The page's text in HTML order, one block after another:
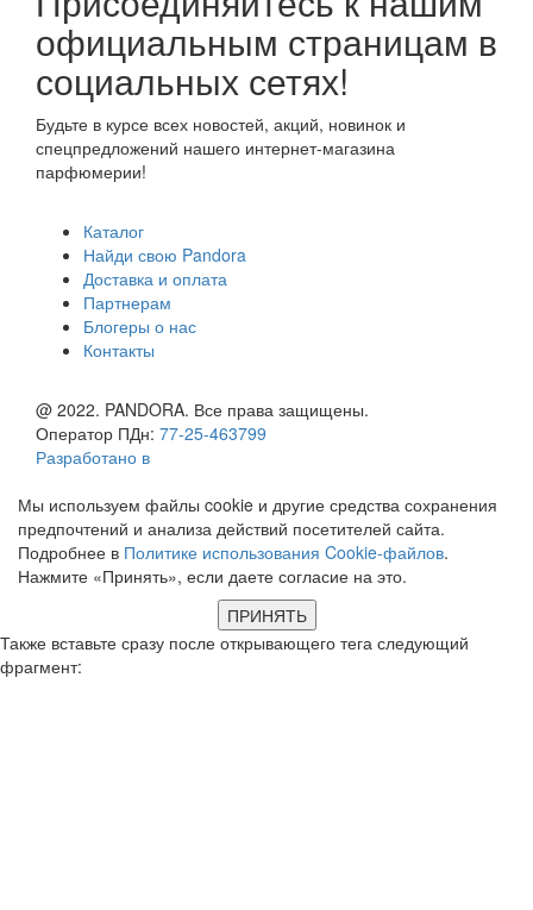
официальным страницам в
социальных сетях!
Будьте в курсе всех новостей, акций, новинок и
спецпредложений нашего интернет-магазина
парфюмерии!
Каталог
Найди свою Pandora
Доставка и оплата
Партнерам
Блогеры о нас
Контакты
@ 2022. PANDORA. Все права защищены.
Оператор ПДн: 77-25-463799
Разработано в
Мы используем файлы cookie и другие средства сохранения
предпочтений и анализа действий посетителей сайта.
Подробнее в Политике использования Cookie-файлов.
Нажмите «Принять», если даете согласие на это.
ПРИНЯТЬ
Также вставьте сразу после открывающего тега следующий
фрагмент: